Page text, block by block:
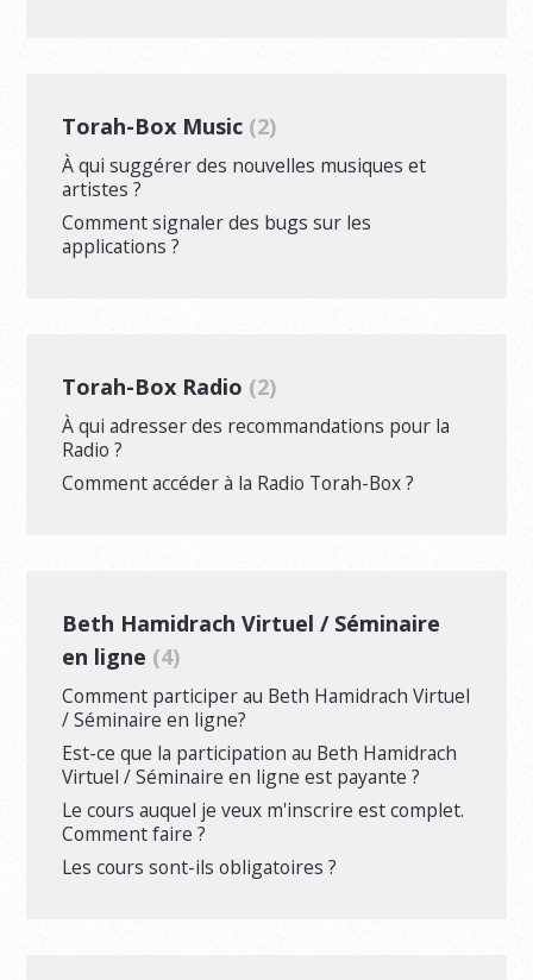
Torah-Box Music 2
À qui suggérer des nouvelles musiques et
artistes ?
Comment signaler des bugs sur les
applications ?
Torah-Box Radio 2
À qui adresser des recommandations pour la
Radio ?
Comment accéder à la Radio Torah-Box ?
Beth Hamidrach Virtuel / Séminaire
en ligne 4
Comment participer au Beth Hamidrach Virtuel
/ Séminaire en ligne?
Est-ce que la participation au Beth Hamidrach
Virtuel / Séminaire en ligne est payante ?
Le cours auquel je veux m'inscrire est complet.
Comment faire ?
Les cours sont-ils obligatoires ?